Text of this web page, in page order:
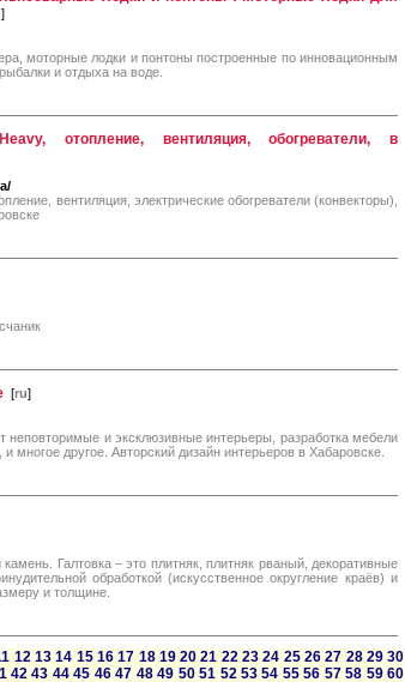
]
моторные лодки и понтоны построенные по инновационным
и отдыха на воде.
отопление, вентиляция, обогреватели, в
вентиляция, электрические обогреватели (конвекторы),
[ru]
неповторимые и эксклюзивные интерьеры, разработка мебели
многое другое. Авторский дизайн интерьеров в Хабаровске.
Галтовка – это плитняк, плитняк рваный, декоративные
обработкой (искусственное округление краёв) и
и толщине.
12 13 14 15 16 17 18 19 20 21 22 23 24 25 26 27 28 29 30
42 43 44 45 46 47 48 49 50 51 52 53 54 55 56 57 58 59 60